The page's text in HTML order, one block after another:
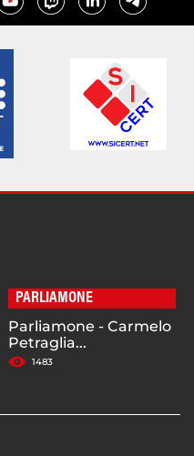
PARLIAMONE
Parliamone - Carmelo
Petraglia...
1483